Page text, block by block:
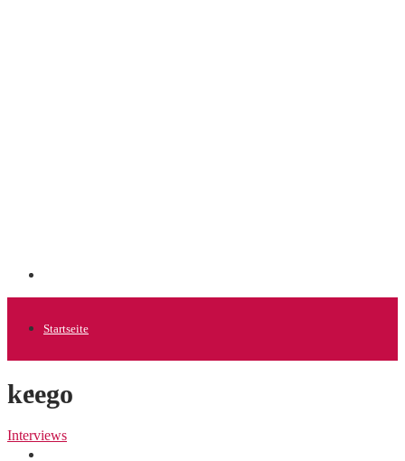
Startseite
Allgemein
keego
Interviews